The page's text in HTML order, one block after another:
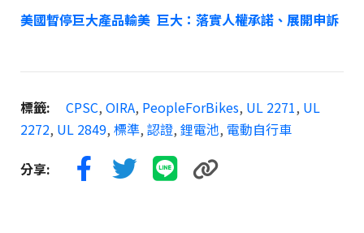
美國暫停巨大產品輸美 巨大：落實人權承諾、展開申訴
標籤: CPSC, OIRA, PeopleForBikes, UL 2271, UL
2272, UL 2849, 標準, 認證, 鋰電池, 電動自行車
分享: